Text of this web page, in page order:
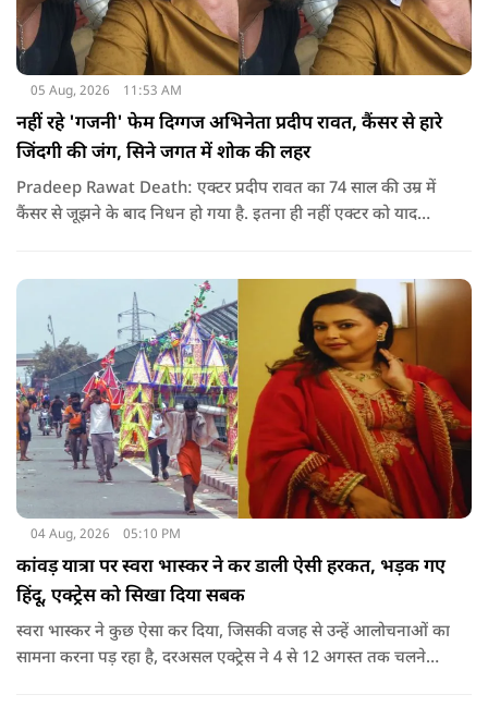
05 Aug, 2026 11:53 AM
नहीं रहे 'गजनी' फेम दिग्गज अभिनेता प्रदीप रावत, कैंसर से हारे
जिंदगी की जंग, सिने जगत में शोक की लहर
Pradeep Rawat Death: एक्टर प्रदीप रावत का 74 साल की उम्र में
कैंसर से जूझने के बाद निधन हो गया है. इतना ही नहीं एक्टर को याद
04 Aug, 2026 05:10 PM
कांवड़ यात्रा पर स्वरा भास्कर ने कर डाली ऐसी हरकत, भड़क गए
हिंदू, एक्ट्रेस को सिखा दिया सबक
स्वरा भास्कर ने कुछ ऐसा कर दिया, जिसकी वजह से उन्हें आलोचनाओं का
सामना करना पड़ रहा है, दरअसल एक्ट्रेस ने 4 से 12 अगस्त तक चलने